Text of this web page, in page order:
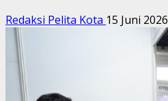
Redaksi Pelita Kota 15 Juni 2026